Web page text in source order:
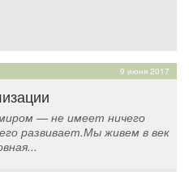
9 июня 2017
— не имеет ничего
развивает.Мы живем в век